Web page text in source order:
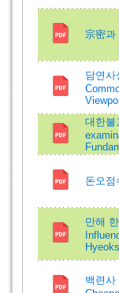
宗密과
담연
대한불
돈오점
만해
백련